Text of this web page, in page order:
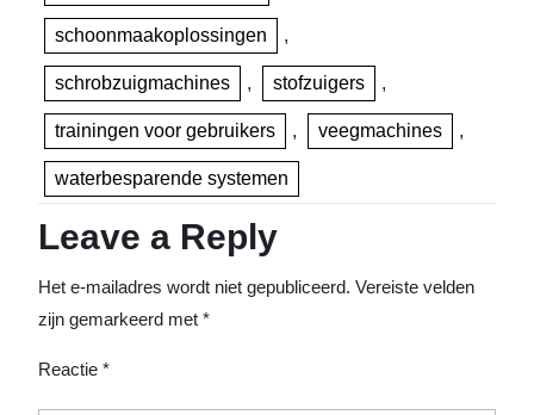
schoonmaakoplossingen ,
schrobzuigmachines , stofzuigers ,
trainingen voor gebruikers , veegmachines ,
waterbesparende systemen
Leave a Reply
Het e-mailadres wordt niet gepubliceerd. Vereiste velden
zijn gemarkeerd met *
Reactie *